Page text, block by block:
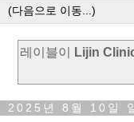
레이블이 Lijin
2025년 8월 10일